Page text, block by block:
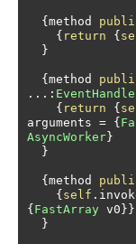
{method
{ return {
}
{method
...:
{ return {
arguments = {
AsyncWorker}
}
{method
{self .
{FastArray v0}}
}